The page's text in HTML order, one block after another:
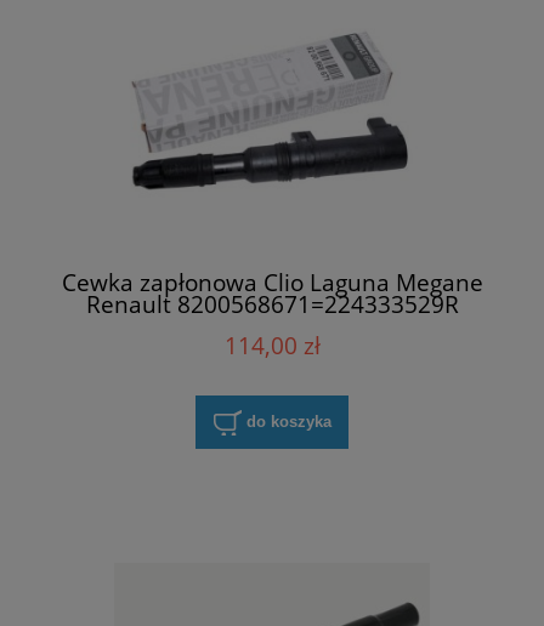
Cewka zapłonowa Clio Laguna Megane
Renault 8200568671=224333529R
114,00 zł
do koszyka